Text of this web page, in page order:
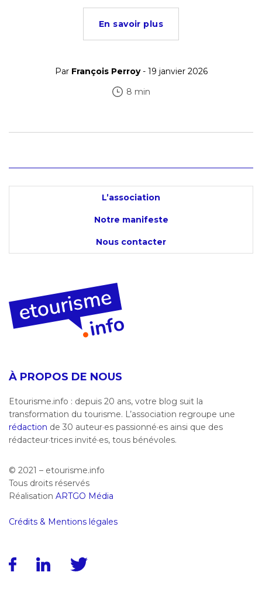
En savoir plus
Par François Perroy- 19 janvier 2026
8 min
L’association
Notre manifeste
Nous contacter
À PROPOS DE NOUS
Etourisme.info : depuis 20 ans, votre blog suit la
transformation du tourisme. L’association regroupe une
rédaction de 30 auteur·es passionné·es ainsi que des
rédacteur·trices invité·es, tous bénévoles.
© 2021 – etourisme.info
Tous droits réservés
Réalisation ARTGO Média
Crédits & Mentions légales